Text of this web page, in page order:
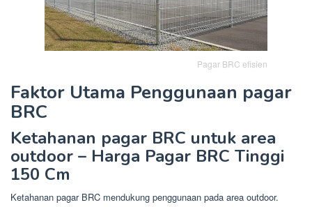
Pagar BRC efisien
Faktor Utama Penggunaan pagar
BRC
Ketahanan pagar BRC untuk area
outdoor – Harga Pagar BRC Tinggi
150 Cm
Ketahanan pagar BRC mendukung penggunaan pada area outdoor.